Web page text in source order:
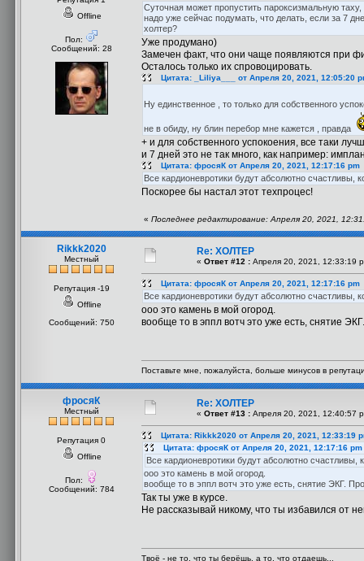
Offline
Пол:
Сообщений: 28
Суточная может пропустить пароксизмальную
надо уже сейчас подумать, что делать, если за 7
холтер?
Уже продумано)
Замечен факт, что они чаще появляются при
Осталось только их спровоцировать.
Цитата: _Liliya___ от Апреля 20, 2021, 12:05:20
Ну единственное , то только для собственного
не в обиду, ну блин перебор мне кажется , правда
+ и для собственного успокоения, все таки
и 7 дней это не так много, как например:
Цитата: фросяК от Апреля 20, 2021, 12:17:16 pm
Все кардионевротики будут абсолютно счастливы,
Поскорее бы настал этот техпроцес!
« Последнее редактирование: Апреля 20, 2021,
Rikkk2020
Местный
Репутация -19
Offline
Сообщений: 750
Re: ХОЛТЕР
« Ответ #12 : Апреля 20, 2021, 12:33:19
Цитата: фросяК от Апреля 20, 2021, 12:17:16 pm
Все кардионевротики будут абсолютно счастливы,
ооо это камень в мой огород.
вообще то в эппл вотч это уже есть, снятие
Поставьте мне, пожалуйста, больше минусов в
фросяК
Местный
Репутация 0
Offline
Пол:
Сообщений: 784
Re: ХОЛТЕР
« Ответ #13 : Апреля 20, 2021, 12:40:57
Цитата: Rikkk2020 от Апреля 20, 2021, 12:33:19
Цитата: фросяК от Апреля 20, 2021, 12:17:16 pm
Все кардионевротики будут абсолютно
ооо это камень в мой огород.
вообще то в эппл вотч это уже есть, снятие ЭКГ.
Так ты уже в курсе.
Не рассказывай никому, что ты избавился от
Твоё - не то, что ты берёшь, а то, что отдаешь...